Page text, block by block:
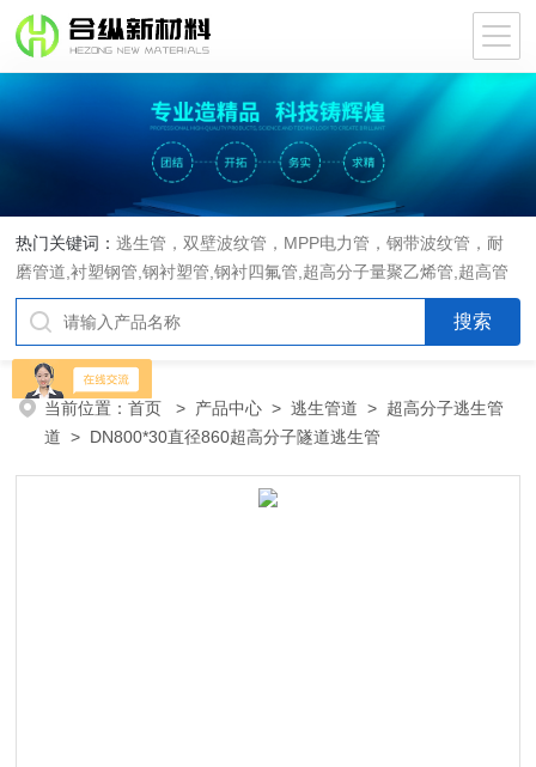
热门关键词：逃生管，双壁波纹管，MPP电力管，钢带波纹管，耐
磨管道,衬塑钢管,钢衬塑管,钢衬四氟管,超高分子量聚乙烯管,超高管
当前位置：首页 > 产品中心 >逃生管道 > 超高分子逃生管
道 > DN800*30直径860超高分子隧道逃生管